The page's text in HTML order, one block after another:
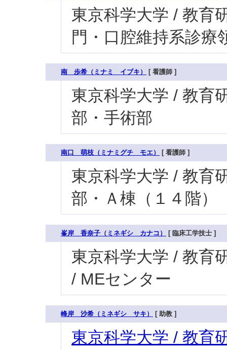
東京科学大学 / 教育
門・口腔維持系診療
南 歩希（ミナミ イブキ） [ 看護師 ]
東京科学大学 / 教育
部・手術部
南口 萌枝（ミナミグチ モエ） [ 看護師 ]
東京科学大学 / 教育
部・Ａ棟（１４階）
峯岸 香奈子（ミネギシ カナコ） [ 臨床工学技士 ]
東京科学大学 / 教育
/ MEセンター
峰岸 沙希（ミネギシ サキ） [ 助教 ]
東京科学大学 / 教育